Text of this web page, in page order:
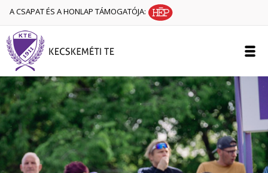
A CSAPAT ÉS A HONLAP TÁMOGATÓJA: